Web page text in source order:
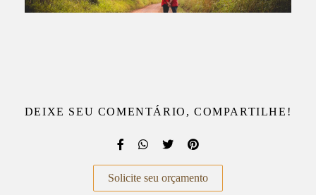
DEIXE SEU COMENTÁRIO, COMPARTILHE!
Solicite seu orçamento